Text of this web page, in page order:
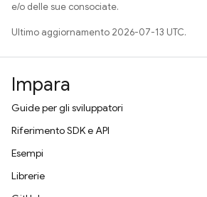
e/o delle sue consociate.
Ultimo aggiornamento 2026-07-13 UTC.
Impara
Guide per gli sviluppatori
Riferimento SDK e API
Esempi
Librerie